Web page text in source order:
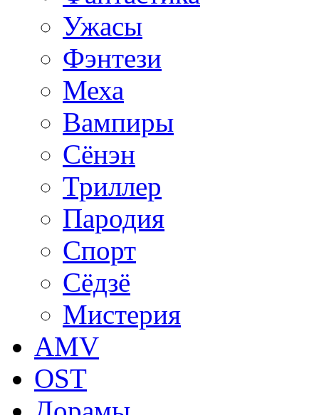
Ужасы
Фэнтези
Меха
Вампиры
Сёнэн
Триллер
Пародия
Спорт
Сёдзё
Мистерия
AMV
OST